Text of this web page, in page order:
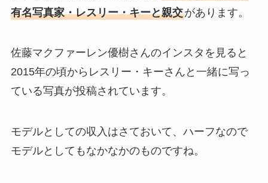
有名写真家・レスリー・キーと親交があります。
佐藤マクファーレン優樹さんのインスタを見ると
2015年の頃からレスリー・キーさんと一緒に写っ
ている写真が投稿されています。
モデルとしての収入はさておいて、ハーフなので
モデルとしてもなかなかのものですね。